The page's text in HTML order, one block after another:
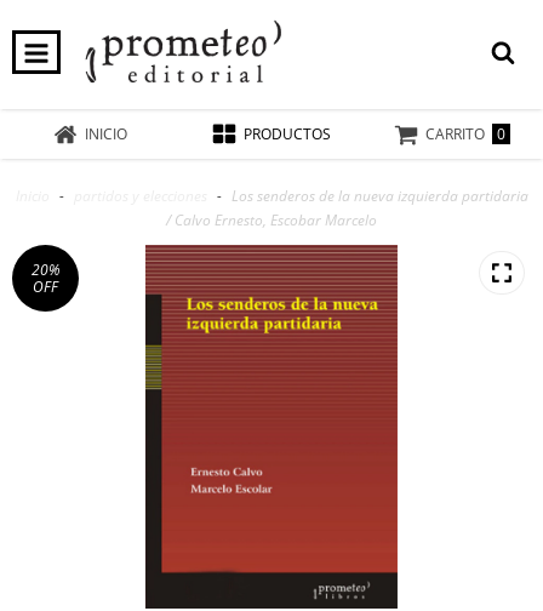
INICIO PRODUCTOS CARRITO 0
- - Los senderos de la nueva izquierda partidaria
/ Calvo Ernesto, Escobar Marcelo
20%
OFF